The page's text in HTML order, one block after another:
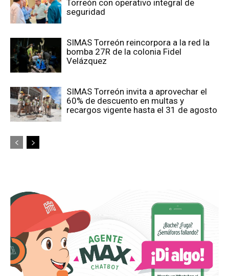
Torreón con operativo integral de
seguridad
SIMAS Torreón reincorpora a la red la
bomba 27R de la colonia Fidel
Velázquez
SIMAS Torreón invita a aprovechar el
60% de descuento en multas y
recargos vigente hasta el 31 de agosto